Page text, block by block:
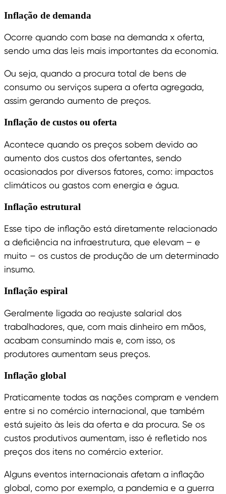
Inflação de demanda
Ocorre quando com base na demanda x oferta,
sendo uma das leis mais importantes da economia.
Ou seja, quando a procura total de bens de
consumo ou serviços supera a oferta agregada,
assim gerando aumento de preços.
Inflação de custos ou oferta
Acontece quando os preços sobem devido ao
aumento dos custos dos ofertantes, sendo
ocasionados por diversos fatores, como: impactos
climáticos ou gastos com energia e água.
Inflação estrutural
Esse tipo de inflação está diretamente relacionado
a deficiência na infraestrutura, que elevam – e
muito – os custos de produção de um determinado
insumo.
Inflação espiral
Geralmente ligada ao reajuste salarial dos
trabalhadores, que, com mais dinheiro em mãos,
acabam consumindo mais e, com isso, os
produtores aumentam seus preços.
Inflação global
Praticamente todas as nações compram e vendem
entre si no comércio internacional, que também
está sujeito às leis da oferta e da procura. Se os
custos produtivos aumentam, isso é refletido nos
preços dos itens no comércio exterior.
Alguns eventos internacionais afetam a inflação
global, como por exemplo, a pandemia e a guerra